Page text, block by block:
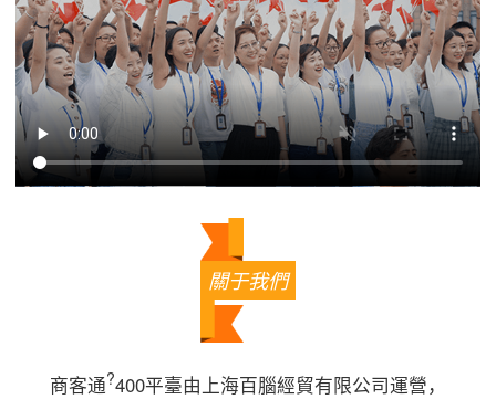
關于我們
商客通?400平臺由上海百腦經貿有限公司運營，